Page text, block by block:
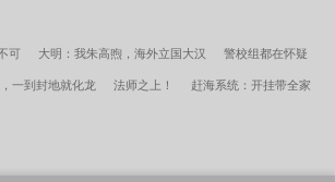
可 大明：我朱高煦，海外立国大汉 警校组都在怀疑
一到封地就化龙 法师之上！ 赶海系统：开挂带全家